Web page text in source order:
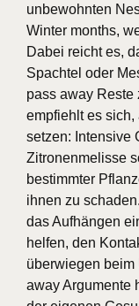
unbewohnten
Winter months,
Dabei reicht es,
Spachtel oder
pass away Reste
empfiehlt es
setzen: Intensive
Zitronenmelisse
bestimmter
ihnen zu
das Aufhängen
helfen, den
überwiegen beim
away Argumente